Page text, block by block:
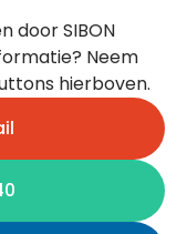
door SIBON
Neem
hierboven.